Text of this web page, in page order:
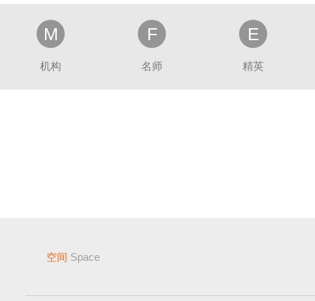
M
机构
F
名师
E
精英
空间 Space